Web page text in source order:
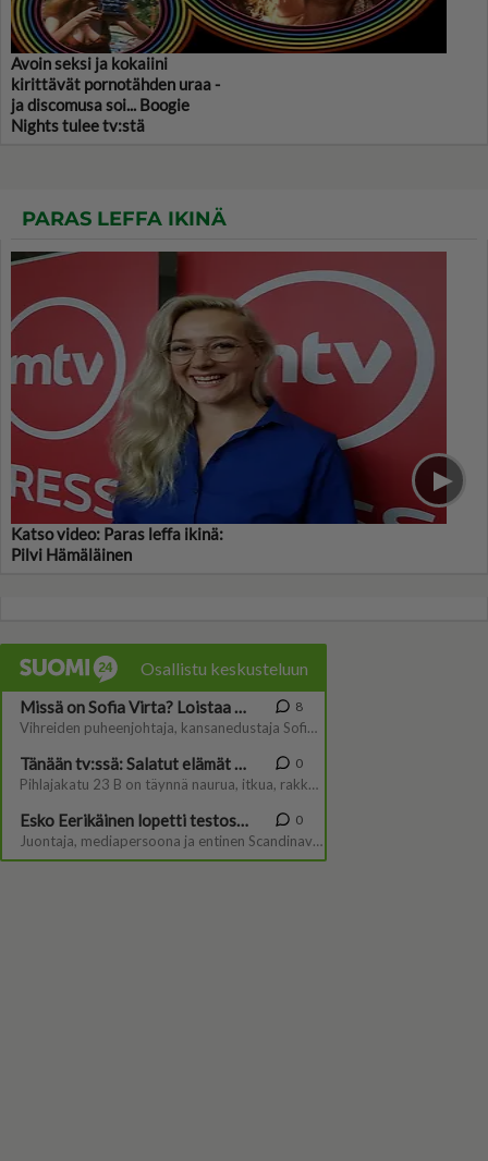
Avoin seksi ja kokaiini
kirittävät pornotähden uraa -
ja discomusa soi... Boogie
Nights tulee tv:stä
PARAS LEFFA IKINÄ
Katso video: Paras leffa ikinä:
Pilvi Hämäläinen